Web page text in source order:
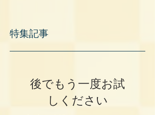
特集記事
後でもう一度お試
しください